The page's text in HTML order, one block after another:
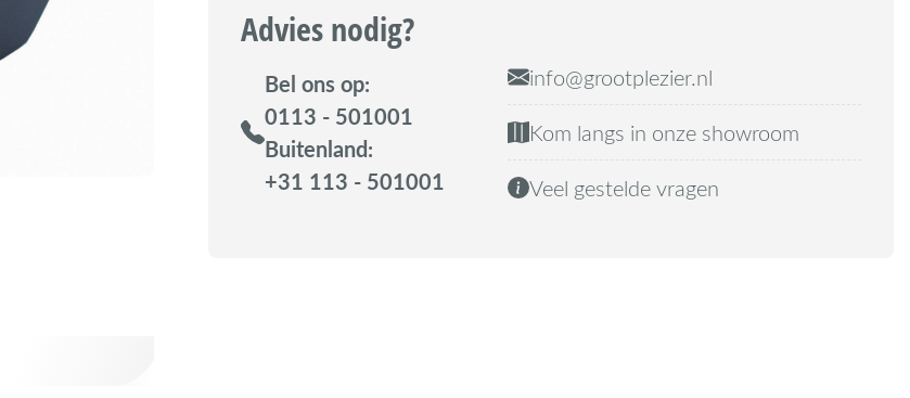
Advies nodig?
Bel ons op:
0113 - 501001
Buitenland:
+31 113 - 501001
info@grootplezier.nl
Kom langs in onze showroom
Veel gestelde vragen